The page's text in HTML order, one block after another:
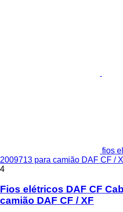
fios
2009713 para camião DAF CF /
4
Fios elétricos DAF CF
camião DAF CF / XF